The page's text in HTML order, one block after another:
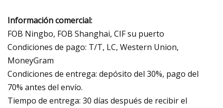
Información comercial:
FOB Ningbo, FOB Shanghai, CIF su puerto
Condiciones de pago: T/T, LC, Western Union,
MoneyGram
Condiciones de entrega: depósito del 30%, pago del
70% antes del envío.
Tiempo de entrega: 30 días después de recibir el